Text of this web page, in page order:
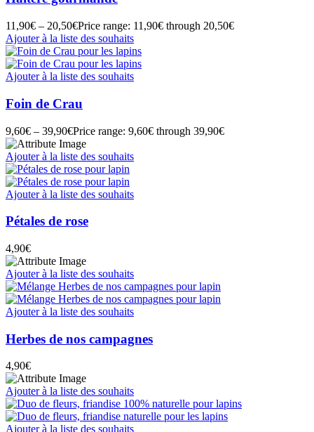
11,90€ – 20,50€Price range: 11,90€ through 20,50€
Ajouter à la liste des souhaits
Ajouter à la liste des souhaits
Foin de Crau
9,60€ – 39,90€Price range: 9,60€ through 39,90€
Ajouter à la liste des souhaits
Ajouter à la liste des souhaits
Pétales de rose
4,90€
Ajouter à la liste des souhaits
Ajouter à la liste des souhaits
Herbes de nos campagnes
4,90€
Ajouter à la liste des souhaits
Ajouter à la liste des souhaits